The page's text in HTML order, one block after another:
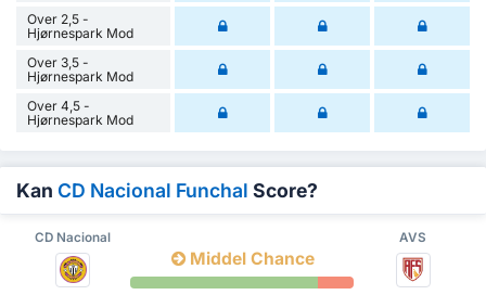
Over 2,5 -
Hjørnespark Mod
Over 3,5 -
Hjørnespark Mod
Over 4,5 -
Hjørnespark Mod
Kan CD Nacional Funchal Score?
CD Nacional AVS
Middel Chance